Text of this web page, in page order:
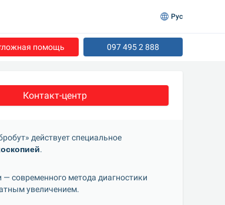
помощь 097 495 2 888
Контакт-центр
действует специальное
.
современного метода диагностики
увеличением.
Рус